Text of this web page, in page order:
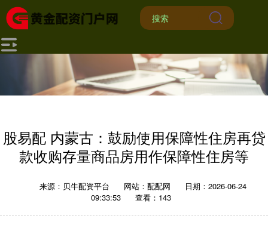
股易配 内蒙古：鼓励使用保障性住房再贷
款收购存量商品房用作保障性住房等
来源：贝牛配资平台 网站：配配网
日期：2026-06-24
09:33:53
查看：143